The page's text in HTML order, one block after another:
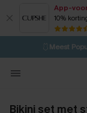
App-
10%
⚡️
🩱Meest
Bikini set met